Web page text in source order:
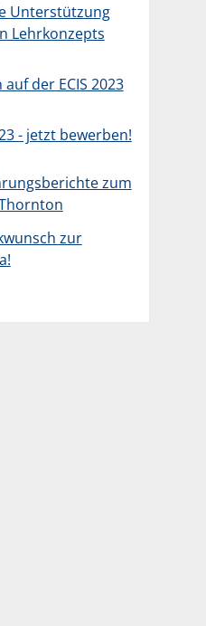
Unterstützung
Lehrkonzepts
der ECIS 2023
- jetzt bewerben!
zum
zur